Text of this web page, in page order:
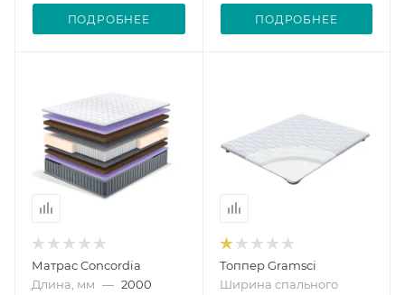
ПОДРОБНЕЕ ПОДРОБНЕЕ
Матрас Concordia
Длина, мм — 2000
Топпер Gramsci
Ширина спального